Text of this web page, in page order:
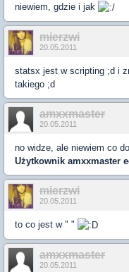
niewiem, gdzie i jak
mierzwi
20.05.2011
statsx jest w scripting ;d i
takiego ;d
amxxmaster
20.05.2011
no widze, ale niewiem co
Użytkownik amxxmaster
mierzwi
20.05.2011
to co jest w " "
amxxmaster
20.05.2011